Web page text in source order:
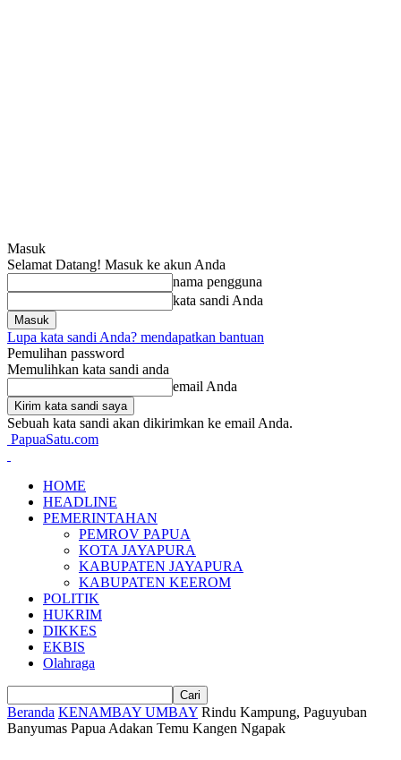
Masuk
Selamat Datang! Masuk ke akun Anda
nama pengguna
kata sandi Anda
Lupa kata sandi Anda? mendapatkan bantuan
Pemulihan password
Memulihkan kata sandi anda
email Anda
Sebuah kata sandi akan dikirimkan ke email Anda.
PapuaSatu.com
HOME
HEADLINE
PEMERINTAHAN
PEMROV PAPUA
KOTA JAYAPURA
KABUPATEN JAYAPURA
KABUPATEN KEEROM
POLITIK
HUKRIM
DIKKES
EKBIS
Olahraga
Beranda KENAMBAY UMBAY Rindu Kampung, Paguyuban
Banyumas Papua Adakan Temu Kangen Ngapak